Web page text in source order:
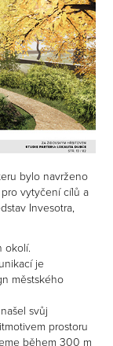
bylo navrženo
vytyčení cílů a
Invesotra,
okolí.
je
městského
svůj
prostoru
během 300 m